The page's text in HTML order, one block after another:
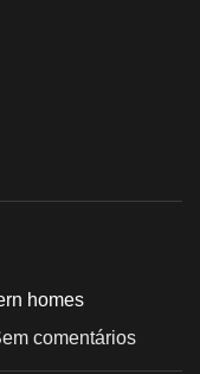
homes
comentários